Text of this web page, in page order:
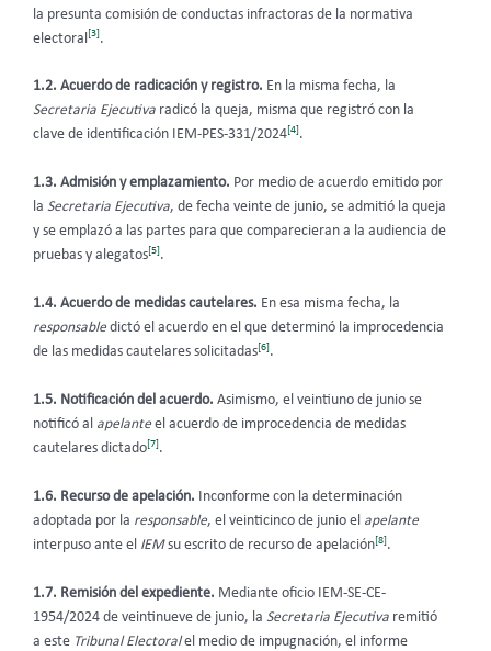
la presunta comisión de conductas infractoras de la normativa
electoral
[3] .
1.2. Acuerdo de radicación y registro. En la misma fecha, la
Secretaria Ejecutiva radicó la queja, misma que registró con la
clave de identificación IEM-PES-331/2024[4].
1.3. Admisión y emplazamiento. Por medio de acuerdo emitido por
la Secretaria Ejecutiva, de fecha veinte de junio, se admitió la queja
y se emplazó a las partes para que comparecieran a la audiencia de
pruebas y alegatos[5].
1.4. Acuerdo de medidas cautelares. En esa misma fecha, la
responsabledictó el acuerdo en el que determinó la improcedencia
de las medidas cautelares solicitadas[6].
1.5. Notificación del acuerdo. Asimismo, el veintiuno de junio se
notificó al apelanteel acuerdo de improcedencia de medidas
cautelares dictado[7].
1.6. Recurso de apelación. Inconforme con la determinación
adoptada por la responsable, el veinticinco de junio el apelante
interpuso ante el IEMsu escrito de recurso de apelación[8].
1.7. Remisión del expediente. Mediante oficio IEM-SE-CE-
1954/2024 de veintinueve de junio, la Secretaria Ejecutiva remitió
a este Tribunal Electoralel medio de impugnación, el informe